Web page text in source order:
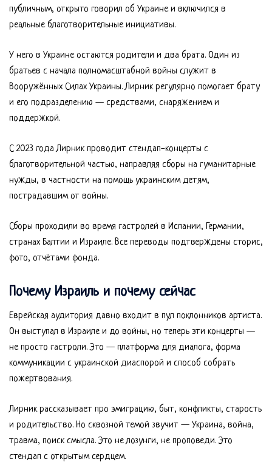
публичным, открыто говорил об Украине и включился в
реальные благотворительные инициативы.
У него в Украине остаются родители и два брата. Один из
братьев с начала полномасштабной войны служит в
Вооружённых Силах Украины. Лирник регулярно помогает брату
и его подразделению — средствами, снаряжением и
поддержкой.
С 2023 года Лирник проводит стендап-концерты с
благотворительной частью, направляя сборы на гуманитарные
нужды, в частности на помощь украинским детям,
пострадавшим от войны.
Сборы проходили во время гастролей в Испании, Германии,
странах Балтии и Израиле. Все переводы подтверждены сторис,
фото, отчётами фонда.
Почему Израиль и почему сейчас
Еврейская аудитория давно входит в пул поклонников артиста.
Он выступал в Израиле и до войны, но теперь эти концерты —
не просто гастроли. Это — платформа для диалога, форма
коммуникации с украинской диаспорой и способ собрать
пожертвования.
Лирник рассказывает про эмиграцию, быт, конфликты, старость
и родительство. Но сквозной темой звучит — Украина, война,
травма, поиск смысла. Это не лозунги, не проповеди. Это
стендап с открытым сердцем.